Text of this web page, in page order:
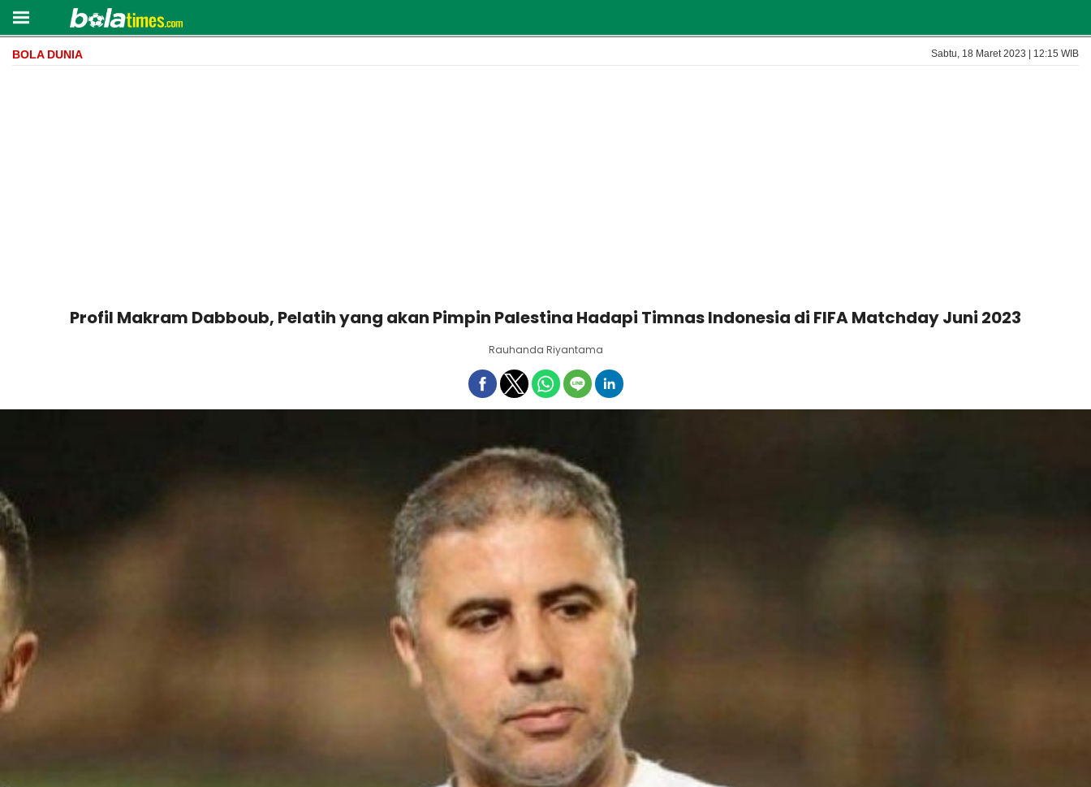
BOLA DUNIA Sabtu, 18 Maret 2023 | 12:15 WIB
Profil Makram Dabboub, Pelatih yang akan Pimpin Palestina Hadapi Timnas Indonesia di FIFA Matchday Juni 2023
Rauhanda Riyantama